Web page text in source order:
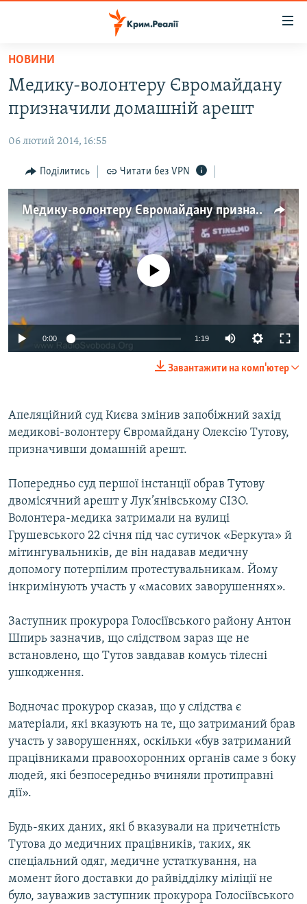
Перейти
основного
матеріалу
Перейти
до
навігації
Перейти
до
пошуку
ВОДА.КРИМ
ВІДЕО ТА ФОТО
ПОЛІТИКА
БЛОГИ
ПОГЛЯД
ІНТЕРВ'Ю
ВСЕ ЗА ДЕНЬ
СПЕЦПРОЕКТИ
ДЕПОРТАЦІЯ
ВІДЕОУРОКИ «ELIFBE»
СВІДЧЕННЯ ОКУПАЦІЇ
ЯК ОБІЙТИ БЛОКУВАННЯ
Русский
Qırımtatar
Усі сайти RFE/RL
НОВИНИ
Медику-волонтеру Євромайдану
призначили домашній арешт
06 лютий 2014, 16:55
Поділитись Читати без VPN
Медику-волонтеру Євромайдану призначили домашній арешт
No media source currently available
0:00 1:19
Завантажити на комп'ютер
Апеляційний суд Києва змінив запобіжний захід
медикові-волонтеру Євромайдану Олексію Тутову,
призначивши домашній арешт.
Попередньо суд першої інстанції обрав Тутову
двомісячний арешт у Лук’янівському СІЗО.
Волонтера-медика затримали на вулиці
Грушевського 22 січня під час сутичок «Беркута» й
мітингувальників, де він надавав медичну
допомогу потерпілим протестувальникам. Йому
інкримінують участь у «масових заворушеннях».
Заступник прокурора Голосіївського району Антон
Шпирь зазначив, що слідством зараз ще не
встановлено, що Тутов завдавав комусь тілесні
ушкодження.
Водночас прокурор сказав, що у слідства є
матеріали, які вказують на те, що затриманий брав
участь у заворушеннях, оскільки «був затриманий
працівниками правоохоронних органів саме з боку
людей, які безпосередньо вчиняли протиправні
дії».
Будь-яких даних, які б вказували на причетність
Тутова до медичних працівників, таких, як
спеціальний одяг, медичне устаткування, на
момент його доставки до райвідділку міліції не
було, зауважив заступник прокурора Голосіївського